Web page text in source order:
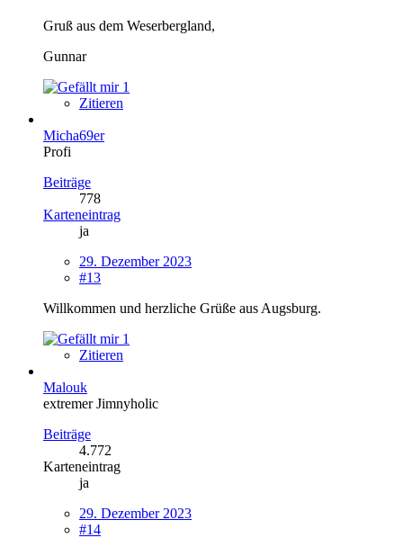
Gruß aus dem Weserbergland,
Gunnar
1
Zitieren
Micha69er
Profi
Beiträge
778
Karteneintrag
ja
29. Dezember 2023
#13
Willkommen und herzliche Grüße aus Augsburg.
1
Zitieren
Malouk
extremer Jimnyholic
Beiträge
4.772
Karteneintrag
ja
29. Dezember 2023
#14